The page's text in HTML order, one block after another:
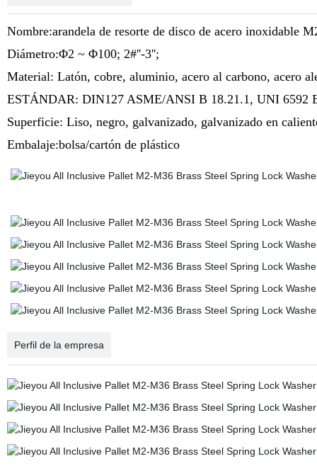
Nombre:arandela de resorte de disco de acero inoxidable
Diámetro:Φ2 ~ Φ100; 2#''-3'';
Material: Latón, cobre, aluminio, acero al carbono, acero
ESTÁNDAR: DIN127 ASME/ANSI B 18.21.1, UNI 6592
Superficie: Liso, negro, galvanizado, galvanizado en
Embalaje:bolsa/cartón de plástico
Perfil de la empresa